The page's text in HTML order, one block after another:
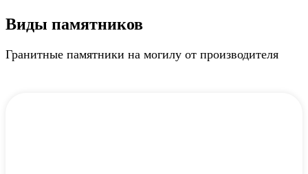
Виды памятников
Гранитные памятники на могилу от производителя